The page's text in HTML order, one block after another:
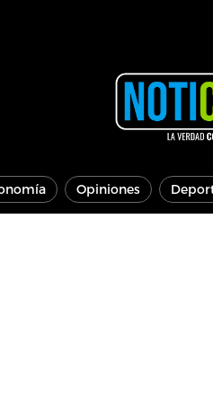
Opiniones